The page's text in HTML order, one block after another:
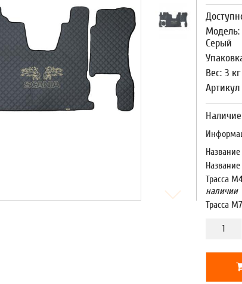
Модель:
Серый
Вес: 3 кг
Артикул
Трасса
наличии
Трасса